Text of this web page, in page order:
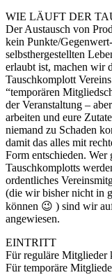
WIE LÄUFT DER
Der Austausch von
kein Punkte/
selbsthergestellten
erlaubt ist, machen wir
Tauschkomplott
“temporären
der Veranstaltung –
arbeiten und eure
niemand zu Schaden
damit das alles mit
Form entschieden.
Tauschkomplotts
ordentliches
(die wir bisher nicht in
können 😉 ) sind wir
angewiesen.
EINTRITT
Für reguläre Mitglieder
Für temporäre